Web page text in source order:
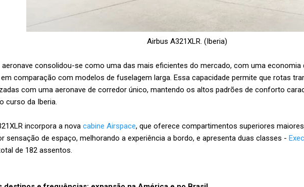
Airbus A321XLR. (Iberia)
aeronave consolidou-se como uma das mais eficientes do mercado, com uma economia
em comparação com modelos de fuselagem larga. Essa capacidade permite que rotas
com uma aeronave de corredor único, mantendo os altos padrões de conforto
curso da Iberia.
incorpora a nova cabine Airspace, que oferece compartimentos superiores
sensação de espaço, melhorando a experiência a bordo, e apresenta duas classes -
de 182 assentos.